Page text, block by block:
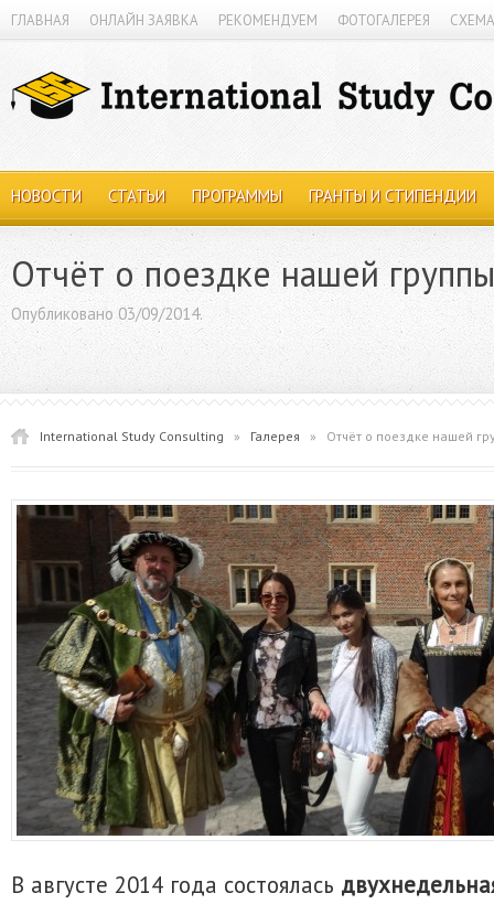
ГЛАВНАЯ ОНЛАЙН ЗАЯВКА РЕКОМЕНДУЕМ ФОТОГАЛЕРЕЯ
НОВОСТИ СТАТЬИ ПРОГРАММЫ ГРАНТЫ И СТИПЕНДИИ
Отчёт о поездке нашей
Опубликовано 03/09/2014.
International Study Consulting » Галерея » Отчёт о поездке нашей
В августе 2014 года состоялась